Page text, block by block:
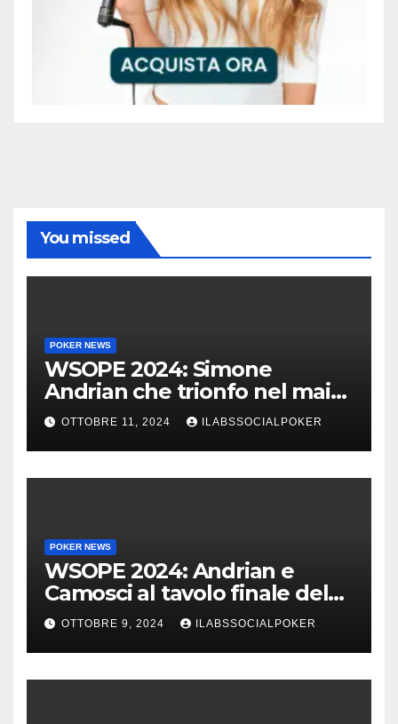
You missed
POKER NEWS
WSOPE 2024: Simone
Andrian che trionfo nel main
event al King’s
OTTOBRE 11, 2024 ILABSSOCIALPOKER
POKER NEWS
WSOPE 2024: Andrian e
Camosci al tavolo finale del
Main, vai Italia!!!
OTTOBRE 9, 2024 ILABSSOCIALPOKER